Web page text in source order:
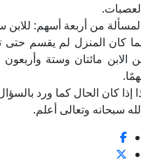
من أربعة أسهم:
كان المنزل لم يقسم
الابن مائتان وستة
إذا كان الحال كما ورد
سبحانه وتعالى أعلم.